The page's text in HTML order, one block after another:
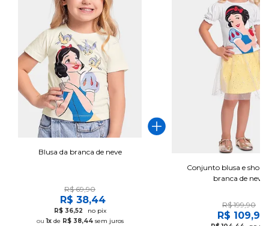
Blusa da branca de neve
R$ 69,90
R$ 38,44
R$ 36,52
no pix
1xde R$ 38,44sem juros
Conjunto blusa e short-
branca de neve
R$ 199,90
R$ 109,94